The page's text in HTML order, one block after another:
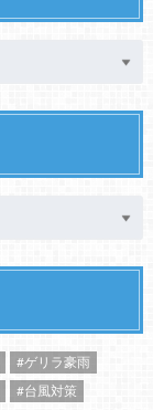
#ゲリラ豪雨
#台風対策